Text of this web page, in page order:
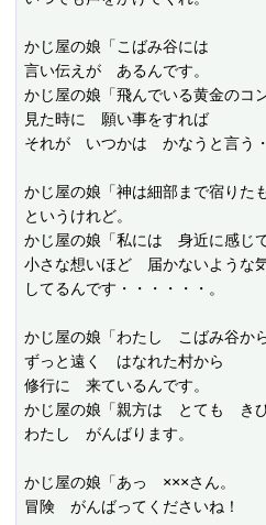
かじ屋の娘「こばみ谷には
言い伝えが　あるんです。
かじ屋の娘「飛んでいる黄金のコ
見た時に　願い事をすれば
それが　いつかは　かなうと言う
かじ屋の娘「神は細部まで宿りた
というけれど。
かじ屋の娘「私には　身近に感じ
小さな想いほど　届かないような
してるんです・・・・・・。
かじ屋の娘「わたし　こばみ谷か
ずっと遠く　はなれた村から
修行に　来ているんです。
かじ屋の娘「親方は　とても　き
わたし　がんばります。
かじ屋の娘「あっ　×××さん。
冒険　がんばってくださいね！